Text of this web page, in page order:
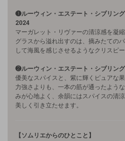
❶ルーウィン・エステート・シブリン
2024
マーガレット・リヴァーの清涼感を凝縮
グラスから溢れ出すのは、摘みたての
して海風を感じさせるようなクリスピー
❷ルーウィン・エステート・シブリン
優美なスパイスと、紫に輝くピュアな果
力強さよりも、一本の筋が通ったよう
みが心地よく、余韻にはスパイスの清
美しく引き立たせます。
【ソムリエからのひとこと】